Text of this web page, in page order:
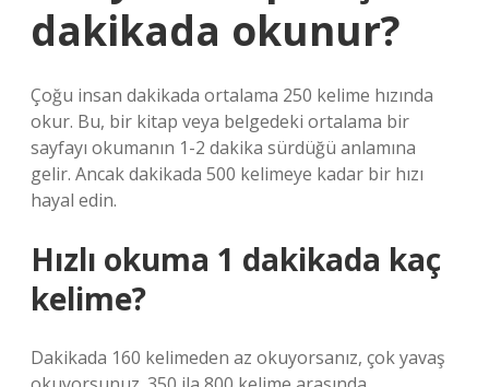
dakikada okunur?
Çoğu insan dakikada ortalama 250 kelime hızında
okur. Bu, bir kitap veya belgedeki ortalama bir
sayfayı okumanın 1-2 dakika sürdüğü anlamına
gelir. Ancak dakikada 500 kelimeye kadar bir hızı
hayal edin.
Hızlı okuma 1 dakikada kaç
kelime?
Dakikada 160 kelimeden az okuyorsanız, çok yavaş